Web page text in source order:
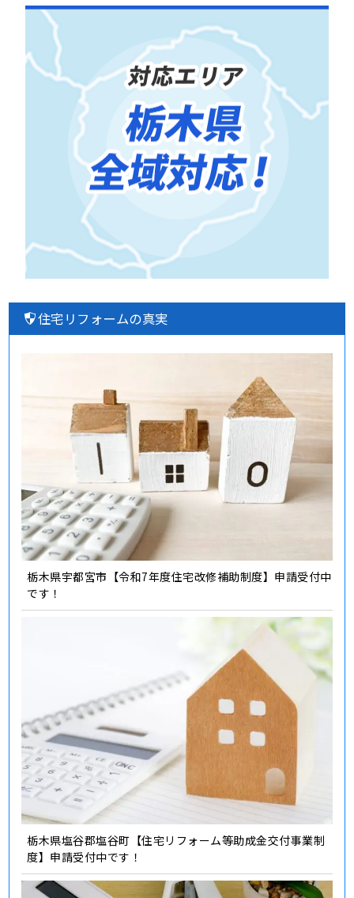
住宅リフォームの真実
栃木県宇都宮市【令和7年度住宅改修補助制度】申請受付中
です！
栃木県塩谷郡塩谷町【住宅リフォーム等助成金交付事業制
度】申請受付中です！